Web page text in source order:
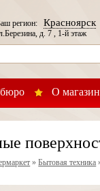
О
регион:Красноярск
д. 7 , 1-й этаж
»Бытовая техника